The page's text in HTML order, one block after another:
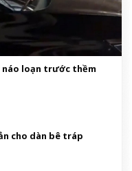
náo loạn trước thềm
cho dàn bê tráp